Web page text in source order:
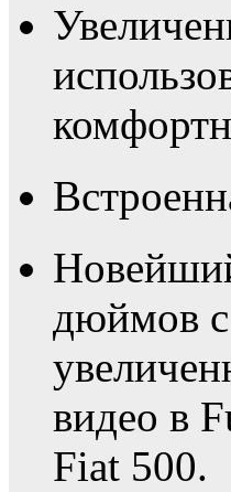
дюймов
видео в
Fiat 500.